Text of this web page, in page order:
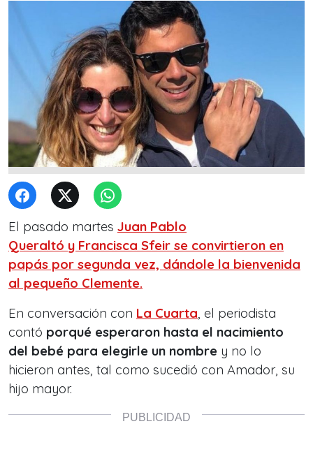
El pasado martes Juan Pablo
Queraltó y Francisca Sfeir se convirtieron en
papás por segunda vez, dándole la bienvenida
al pequeño Clemente.
En conversación con La Cuarta, el periodista
contó porqué esperaron hasta el nacimiento
del bebé para elegirle un nombre y no lo
hicieron antes, tal como sucedió con Amador, su
hijo mayor.